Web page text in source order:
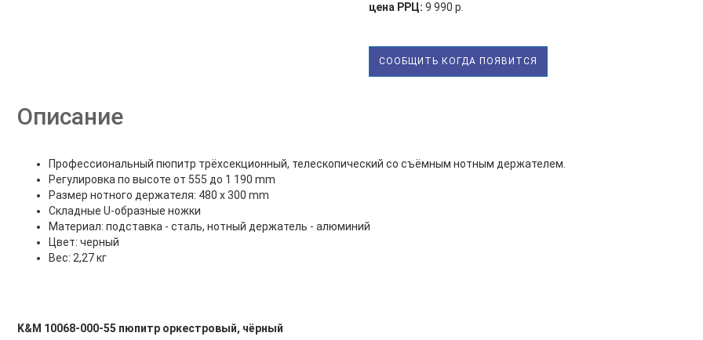
цена РРЦ: 9 990 р.
СООБЩИТЬ КОГДА ПОЯВИТСЯ
Описание
Профессиональный пюпитр трёхсекционный, телескопический со съёмным нотным держателем.
Регулировка по высоте от 555 до 1 190 mm
Размер нотного держателя: 480 х 300 mm
Складные U-образные ножки
Материал: подставка - сталь, нотный держатель - алюминий
Цвет: черный
Вес: 2,27 кг
K&M 10068-000-55 пюпитр оркестровый, чёрный